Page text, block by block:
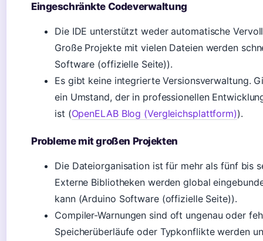
Eingeschränkte Codeverwaltung
Die IDE unterstützt weder automatische
Große Projekte mit vielen Dateien werden
Software (offizielle Seite)).
Es gibt keine integrierte Versionsverwaltung.
ein Umstand, der in professionellen
ist (OpenELAB Blog (Vergleichsplattform)).
Probleme mit großen Projekten
Die Dateiorganisation ist für mehr als fünf bis
Externe Bibliotheken werden global
kann (Arduino Software (offizielle Seite)).
Compiler-Warnungen sind oft ungenau oder
Speicherüberläufe oder Typkonflikte werden